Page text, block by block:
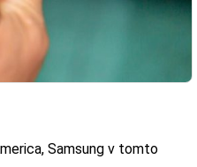
Samsung v tomto